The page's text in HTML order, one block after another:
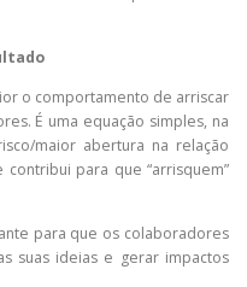
o comportamento de arriscar
É uma equação simples, na
maior abertura na relação
para que “arrisquem”
para que os colaboradores
suas ideias e gerar impactos